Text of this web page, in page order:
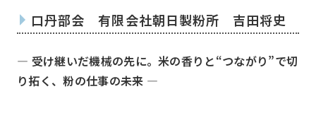
口丹部会有限会社朝日製粉所 吉田将史
― 受け継いだ機械の先に。米の香りと“つながり”で切
り拓く、粉の仕事の未来 ―